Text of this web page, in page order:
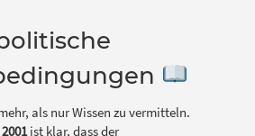
als nur Wissen zu vermitteln.
ist klar, dass der